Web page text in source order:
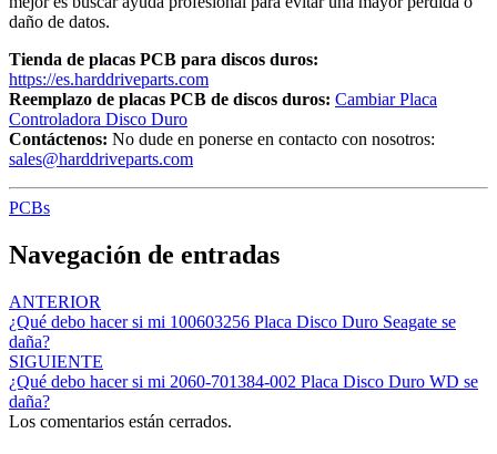
daño de datos.
Tienda de placas PCB para discos duros:
https://es.harddriveparts.com
Reemplazo de placas PCB de discos duros: Cambiar Placa
Controladora Disco Duro
Contáctenos: No dude en ponerse en contacto con nosotros:
sales@harddriveparts.com
PCBs
Navegación de entradas
ANTERIOR
¿Qué debo hacer si mi 100603256 Placa Disco Duro Seagate se
daña?
SIGUIENTE
¿Qué debo hacer si mi 2060-701384-002 Placa Disco Duro WD se
daña?
Los comentarios están cerrados.